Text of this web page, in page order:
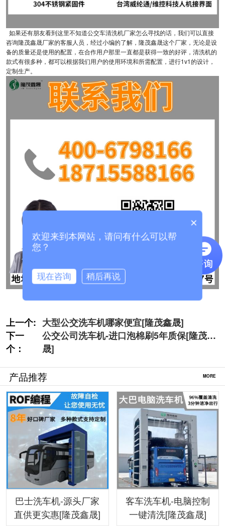
如果还有朋友看到这里不知道公交车清洗机厂家怎么寻找的话，我们可以直接
咨询隆茂鑫晟厂家的客服人员，经过小编的了解，隆茂鑫晟这个厂家，无论是设
备的质量还是使用的配置，在合作用户那里一直都是获得一致的好评，清洗机的
款式有很多种，都可以根据我们用户的使用环境和所需配置，进行1v1的设计，
定制生产。
上一个: 大型公交洗车机哪家便宜[隆茂鑫晟]
下一
个：
公交公司洗车机-进口泡棉刷5年质保[隆茂鑫
晟]
产品推荐 MORE
巴士洗车机-源头厂家
直供更实惠[隆茂鑫晟]
客车洗车机-电脑控制
一键清洗[隆茂鑫晟]
×
欢迎来到本网站，请问有什么可以帮
您？
现在咨询 稍后再说